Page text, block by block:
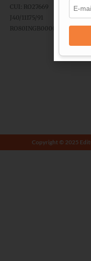
CUI: RO27669
J40/11175/91
Copyright © 2025